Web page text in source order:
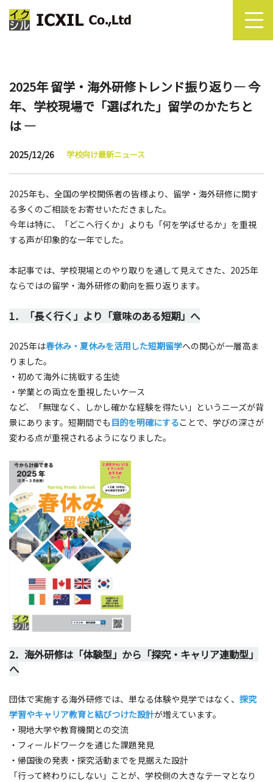
2025年 留学・海外研修トレンド振り返り― 今
年、学校現場で「選ばれた」留学のかたちと
は ―
2025/12/26 学校向け最新ニュース
2025年も、全国の学校関係者の皆様より、留学・海外研修に関す
る多くのご相談をお寄せいただきました。
今年は特に、「どこへ行くか」よりも「何を学ばせるか」を重視
する声が印象的な一年でした。
本記事では、学校現場とのやり取りを通して見えてきた、2025年
ならではの留学・海外研修の動向を振り返ります。
1．「長く行く」より「意味のある短期」へ
2025年は春休み・夏休みを活用した短期留学への関心が一層高ま
りました。
・初めて海外に挑戦する生徒
・学業との両立を重視したいケース
など、「無理なく、しかし確かな経験を得たい」というニーズが背
景にあります。短期間でも 目的を明確にすることで、学びの深さが
変わる点が重視されるようになりました。
2．海外研修は「体験型」から「探究・キャリア連動型」
へ
団体で実施する海外研修では、単なる体験や見学ではなく、 探究
学習やキャリア教育と結びつけた設計が増えています。
・現地大学や教育機関との交流
・フィールドワークを通じた課題発見
・帰国後の発表・探究活動までを見据えた設計
「行って終わりにしない」ことが、学校側の大きなテーマとなり